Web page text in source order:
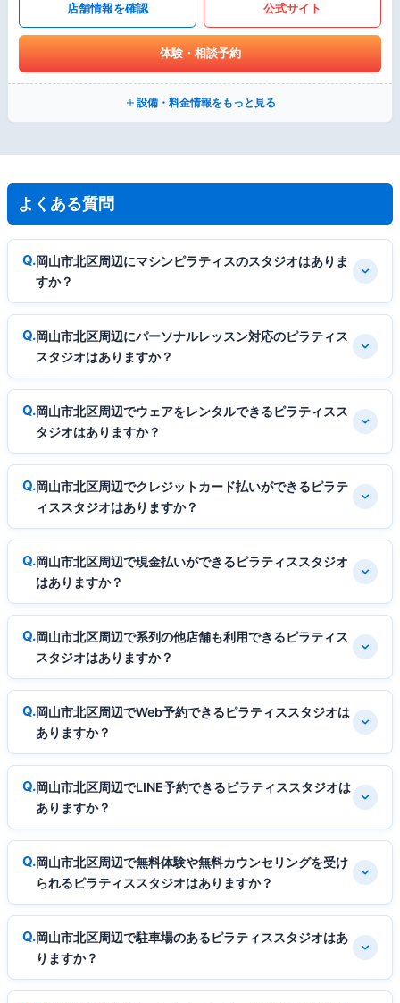
店舗情報を確認 公式サイト
体験・相談予約
設備・料金情報をもっと見る
よくある質問
岡山市北区周辺にマシンピラティスのスタジオはありま
すか？
岡山市北区周辺にパーソナルレッスン対応のピラティス
スタジオはありますか？
岡山市北区周辺でウェアをレンタルできるピラティスス
タジオはありますか？
岡山市北区周辺でクレジットカード払いができるピラテ
ィススタジオはありますか？
岡山市北区周辺で現金払いができるピラティススタジオ
はありますか？
岡山市北区周辺で系列の他店舗も利用できるピラティス
スタジオはありますか？
岡山市北区周辺でWeb予約できるピラティススタジオは
ありますか？
岡山市北区周辺でLINE予約できるピラティススタジオは
ありますか？
岡山市北区周辺で無料体験や無料カウンセリングを受け
られるピラティススタジオはありますか？
岡山市北区周辺で駐車場のあるピラティススタジオはあ
りますか？